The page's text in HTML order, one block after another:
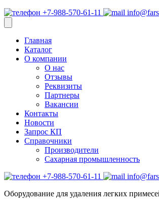
+7-988-570-61-11
Главная
Каталог
О компании
О нас
Отзывы
Реквизиты
Партнеры
Вакансии
Контакты
Новости
Запрос КП
Справочники
Производители
Сахарная промышленность
+7-988-570-61-11
Оборудование для удаления легких